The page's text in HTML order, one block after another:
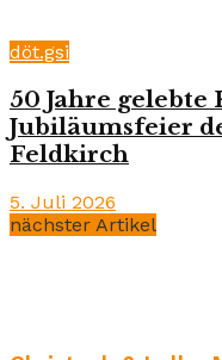
döt.gsi
50 Jahre
Jubiläumsfeier
Feldkirch
5. Juli 2026
nächster Artikel